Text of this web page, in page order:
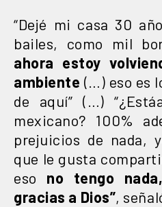
“Dejé mi casa 30
bailes, como mil
ahora estoy
ambiente (…) eso es
de aquí” (…)
mexicano? 100%
prejuicios de nada,
que le gusta
eso no tengo
gracias a Dios”,